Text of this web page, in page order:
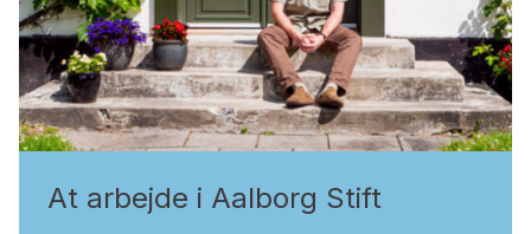
At arbejde i Aalborg Stift